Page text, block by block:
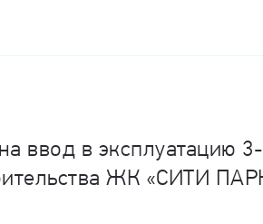
ввод в эксплуатацию
ЖК «СИТИ